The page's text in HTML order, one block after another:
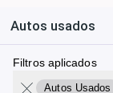
Autos usados
Filtros aplicados
Autos Usados